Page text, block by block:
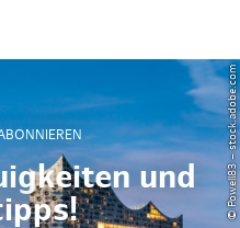
und
© Powell83 – stock.adobe.com